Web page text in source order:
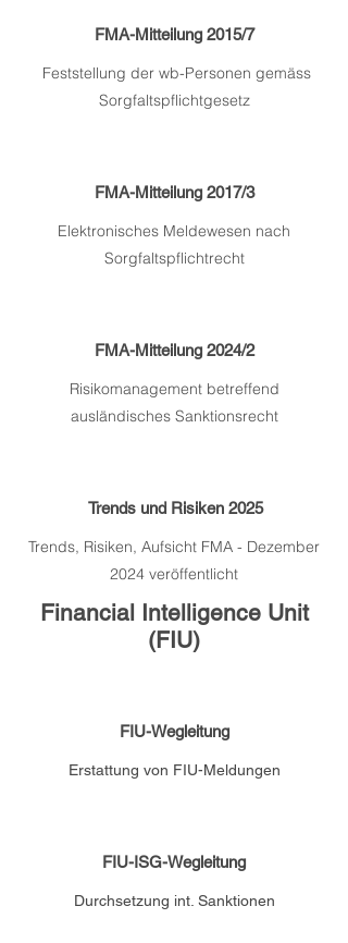
FMA-Mitteilung 2015/7
Feststellung der wb-Personen gemäss
Sorgfaltspflichtgesetz
FMA-Mitteilung 2017/3
Elektronisches Meldewesen nach
Sorgfaltspflichtrecht
FMA-Mitteilung 2024/2
​Risikomanagement betreffend
ausländisches Sanktionsrecht
Trends und Risiken 2025
Trends, Risiken, Aufsicht FMA - Dezember
2024 veröffentlicht
Financial Intelligence Unit
(FIU)
FIU-Wegleitung
Erstattung von FIU-Meldungen
FIU-ISG-Wegleitung
Durchsetzung int. Sanktionen